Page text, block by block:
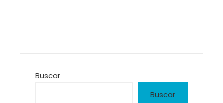
Buscar
Buscar